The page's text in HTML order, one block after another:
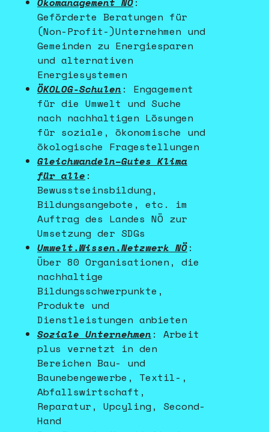
Geförderte Beratungen für
(Non-Profit-)Unternehmen und
Gemeinden zu Energiesparen
und alternativen
Energiesystemen
ÖKOLOG-Schulen : Engagement
für die Umwelt und Suche
nach nachhaltigen Lösungen
für soziale, ökonomische und
ökologische Fragestellungen
Gleichwandeln–Gutes Klima
für alle :
Bewusstseinsbildung,
Bildungsangebote, etc. im
Auftrag des Landes NÖ zur
Umsetzung der SDGs
Umwelt.Wissen.Netzwerk NÖ:
Über 80 Organisationen, die
nachhaltige
Bildungsschwerpunkte,
Produkte und
Dienstleistungen anbieten
Soziale Unternehmen : Arbeit
plus vernetzt in den
Bereichen Bau- und
Baunebengewerbe, Textil-,
Abfallswirtschaft,
Reparatur, Upcyling, Second-
Hand